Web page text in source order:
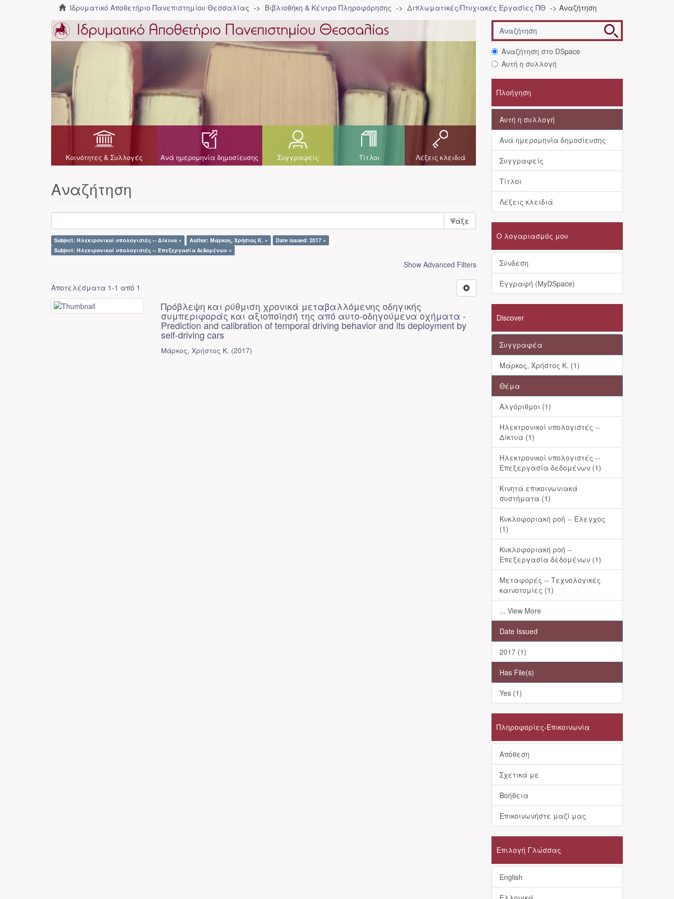
Ιδρυματικό Αποθετήριο Πανεπιστημίου Θεσσαλίας Βιβλιοθήκη & Κέντρο Πληροφόρησης Διπλωματικές/Πτυχιακές Εργασίες ΠΘ Αναζήτηση
Κοινότητες & Συλλογές Ανά ημερομηνία δημοσίευσης Συγγραφείς Τίτλοι Λέξεις κλειδιά
Αναζήτηση
Ψάξε
Subject: Ηλεκτρονικοί υπολογιστές -- Δίκτυα × Author: Μάρκος, Χρήστος Κ. ×
Date issued: 2017 ×
Subject: Ηλεκτρονικοί υπολογιστές -- Επεξεργασία δεδομένων ×
Show Advanced Filters
Αποτελέσματα 1-1 από 1
Πρόβλεψη και ρύθμιση χρονικά μεταβαλλόμενης οδηγικής
συμπεριφοράς και αξιοποίησή της από αυτο-οδηγούμενα οχήματα -
Prediction and calibration of temporal driving behavior and its deployment by
self-driving cars
Μάρκος, Χρήστος Κ. (2017)
Αναζήτηση στο DSpace
Αυτή η συλλογή
Πλοήγηση
Αυτή η συλλογή
Ανά ημερομηνία δημοσίευσης
Συγγραφείς
Τίτλοι
Λέξεις κλειδιά
Ο λογαριασμός μου
Σύνδεση
Εγγραφή (MyDSpace)
Discover
Συγγραφέα
Μάρκος, Χρήστος Κ. (1)
Θέμα
Αλγόριθμοι (1)
Ηλεκτρονικοί υπολογιστές --
Δίκτυα (1)
Ηλεκτρονικοί υπολογιστές --
Επεξεργασία δεδομένων (1)
Κινητά επικοινωνιακά
συστήματα (1)
Κυκλοφοριακή ροή -- Έλεγχος
(1)
Κυκλοφοριακή ροή --
Επεξεργασία δεδομένων (1)
Μεταφορές -- Τεχνολογικές
καινοτομίες (1)
... View More
Date Issued
2017 (1)
Has File(s)
Yes (1)
Πληροφορίες-Επικοινωνία
Απόθεση
Σχετικά με
Βοήθεια
Επικοινωνήστε μαζί μας
Επιλογή Γλώσσας
English